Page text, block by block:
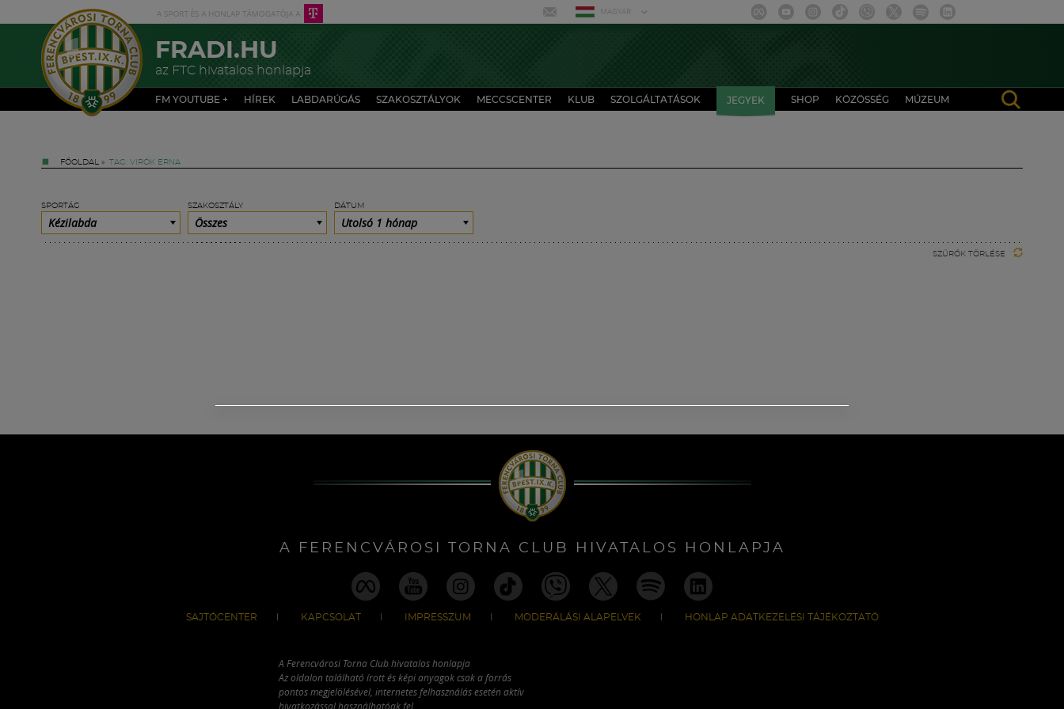
MAGYAR
FRADI.HU
az FTC hivatalos honlapja
FM YOUTUBE + HÍREK LABDARÚGÁS SZAKOSZTÁLYOK MECCSCENTER KLUB SZOLGÁLTATÁSOK JEGYEK SHOP KÖZÖSSÉG MÚZEUM
FŐOLDAL » TAG: VIRÓK ERNA
SPORTÁG
Kézilabda
SZAKOSZTÁLY
Összes
DÁTUM
Utolsó 1 hónap
SZŰRŐK TÖRLÉSE
A FERENCVÁROSI TORNA CLUB HIVATALOS HONLAPJA
SAJTÓCENTER KAPCSOLAT IMPRESSZUM MODERÁLÁSI ALAPELVEK HONLAP ADATKEZELÉSI TÁJÉKOZTATÓ
A Ferencvárosi Torna Club hivatalos honlapja
Az oldalon található írott és képi anyagok csak a forrás
pontos megjelölésével, internetes felhasználás esetén aktív
hivatkozással használhatóak fel.